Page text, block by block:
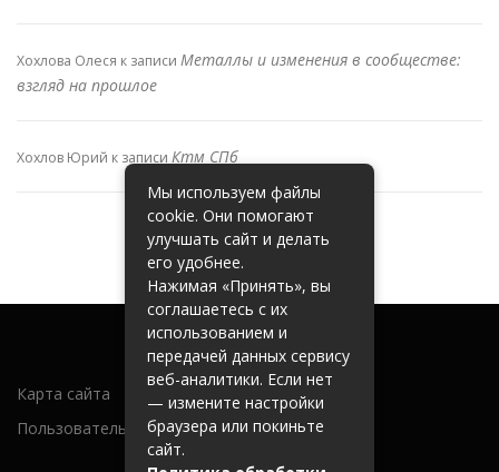
Хохлова Олеся к записи Металлы и изменения в сообществе:
взгляд на прошлое
Хохлов Юрий к записи Ктм СПб
Карта сайта
Пользовательское соглашение
Мы используем файлы
cookie. Они помогают
улучшать сайт и делать
его удобнее.
Нажимая «Принять», вы
соглашаетесь с их
использованием и
передачей данных сервису
веб-аналитики. Если нет
— измените настройки
браузера или покиньте
сайт.